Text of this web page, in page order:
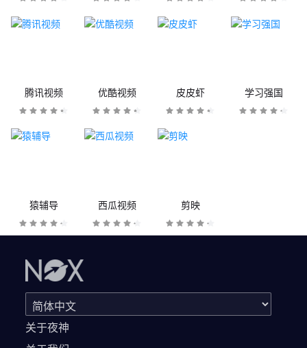
腾讯视频 优酷视频 皮皮虾 学习强国
猿辅导 西瓜视频 剪映
关于夜神